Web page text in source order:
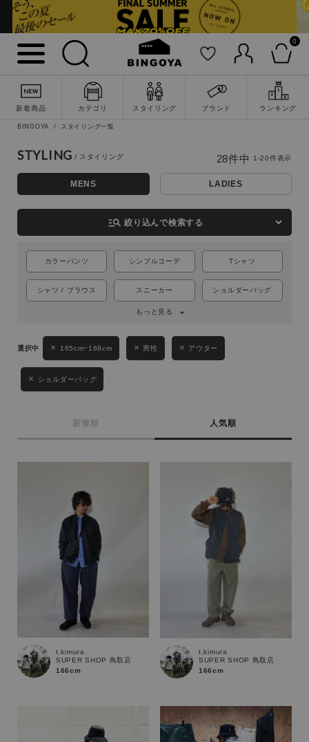
0
新着商品 カテゴリ スタイリング ブランド ランキング
詳細検索
BINGOYA スタイリング一覧
STYLING
MENS LADIES
manage_search 絞り込んで検索する
カラーパンツ シンプルコーデ Tシャツ
シャツ / ブラウス スニーカー ショルダーバッグ
もっと見る
165cm~169cm 男性 アウター
ショルダーバッグ
新着順 人気順
28件中 1-20件表示
t.kimura
SUPER SHOP 鳥取店
166cm
t.kimura
SUPER SHOP 鳥取店
166cm